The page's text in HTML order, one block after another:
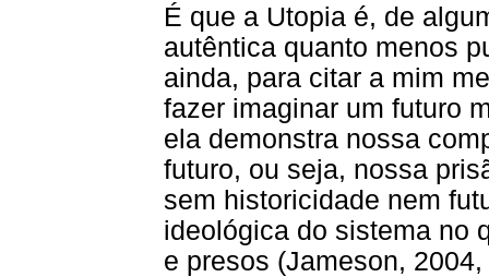
É que a Utopia é, de
autêntica quanto menos
ainda, para citar a mim
fazer imaginar um futuro
ela demonstra nossa
futuro, ou seja, nossa
sem historicidade nem
ideológica do sistema no
e presos (Jameson,